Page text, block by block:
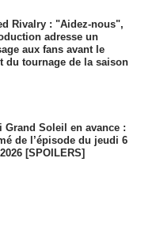
Rivalry : "Aidez-nous",
adresse un
aux fans avant le
du tournage de la saison
Grand Soleil en avance :
de l’épisode du jeudi 6
[SPOILERS]